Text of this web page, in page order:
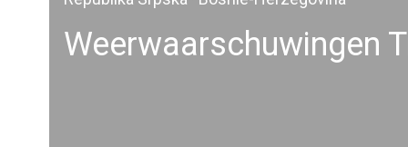
Weerwaarschuwingen